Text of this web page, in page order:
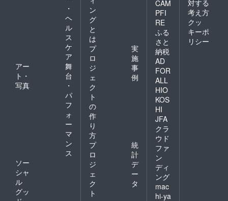
・
ヘ
ル
ス
ケ
ア
アー
ト・
写真
舞
台
・
パ
フ
ォ
ー
マ
ン
ス
ソー
シャ
ル
グッ
ン
グ
と
は
プ
ロ
ジ
ェ
ク
ト
の
作
り
方
実
施
事
例
プ
ロ
ジ
ェ
ク
ト
統
計
デ
ー
タ
CAM
PFI
RE
ふる
さと
納税
AD
FOR
ALL
HIO
KOS
HI
JFA
クラ
ウド
ファ
ン
ディ
ング
mac
hi-ya
対する
考え方
クッ
キーポ
リシー